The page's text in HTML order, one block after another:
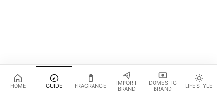
HOME GUIDE FRAGRANCE
IMPORT
BRAND
DOMESTIC
BRAND
LIFESTYLE